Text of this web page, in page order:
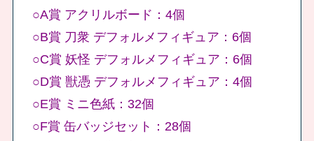
○A賞 アクリルボード：4個
○B賞 刀衆 デフォルメフィギュア：6個
○C賞 妖怪 デフォルメフィギュア：6個
○D賞 獣憑 デフォルメフィギュア：4個
○E賞 ミニ色紙：32個
○F賞 缶バッジセット：28個